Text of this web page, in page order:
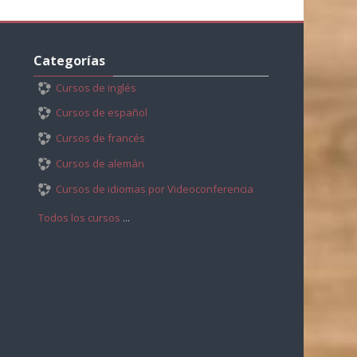
Categorías
Cursos de inglés
Cursos de español
Cursos de francés
Cursos de alemán
Cursos de idiomas por Videoconferencia
Todos los cursos ...